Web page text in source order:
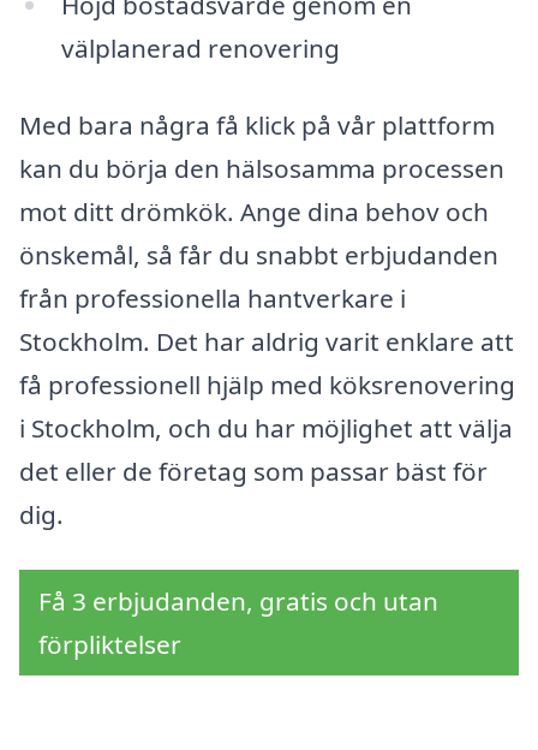
välplanerad renovering
Med bara några få klick på vår plattform
kan du börja den hälsosamma processen
mot ditt drömkök. Ange dina behov och
önskemål, så får du snabbt erbjudanden
från professionella hantverkare i
Stockholm. Det har aldrig varit enklare att
få professionell hjälp med köksrenovering
i Stockholm, och du har möjlighet att välja
det eller de företag som passar bäst för
dig.
Få 3 erbjudanden, gratis och utan
förpliktelser